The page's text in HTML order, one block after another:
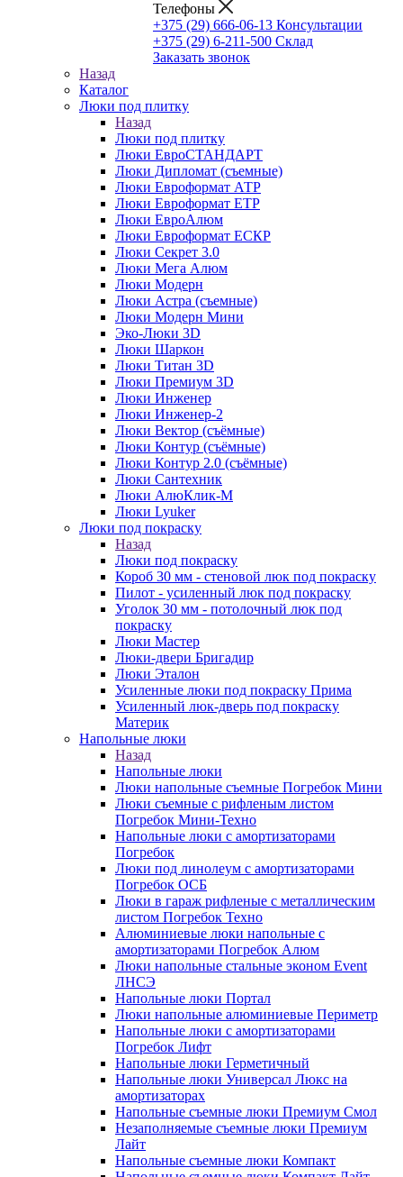
Телефоны
+375 (29) 666-06-13 Консультации
+375 (29) 6-211-500 Склад
Заказать звонок
Назад
Каталог
Люки под плитку
Назад
Люки под плитку
Люки ЕвроСТАНДАРТ
Люки Дипломат (съемные)
Люки Евроформат АТР
Люки Евроформат ЕТР
Люки ЕвроАлюм
Люки Евроформат ЕСКР
Люки Секрет 3.0
Люки Мега Алюм
Люки Модерн
Люки Астра (съемные)
Люки Модерн Мини
Эко-Люки 3D
Люки Шаркон
Люки Титан 3D
Люки Премиум 3D
Люки Инженер
Люки Инженер-2
Люки Вектор (съёмные)
Люки Контур (съёмные)
Люки Контур 2.0 (съёмные)
Люки Сантехник
Люки АлюКлик-М
Люки Lyuker
Люки под покраску
Назад
Люки под покраску
Короб 30 мм - стеновой люк под покраску
Пилот - усиленный люк под покраску
Уголок 30 мм - потолочный люк под
покраску
Люки Мастер
Люки-двери Бригадир
Люки Эталон
Усиленные люки под покраску Прима
Усиленный люк-дверь под покраску
Материк
Напольные люки
Назад
Напольные люки
Люки напольные съемные Погребок Мини
Люки съемные с рифленым листом
Погребок Мини-Техно
Напольные люки с амортизаторами
Погребок
Люки под линолеум с амортизаторами
Погребок ОСБ
Люки в гараж рифленые с металлическим
листом Погребок Техно
Алюминиевые люки напольные с
амортизаторами Погребок Алюм
Люки напольные стальные эконом Event
ЛНСЭ
Напольные люки Портал
Люки напольные алюминиевые Периметр
Напольные люки с амортизаторами
Погребок Лифт
Напольные люки Герметичный
Напольные люки Универсал Люкс на
амортизаторах
Напольные съемные люки Премиум Смол
Незаполняемые съемные люки Премиум
Лайт
Напольные съемные люки Компакт